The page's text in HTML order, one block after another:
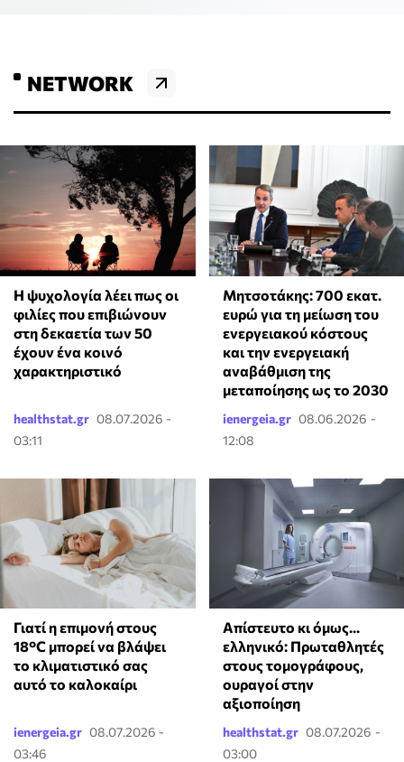
NETWORK
⁠Η ψυχολογία λέει πως οι
φιλίες που επιβιώνουν
στη δεκαετία των 50
έχουν ένα κοινό
χαρακτηριστικό
healthstat.gr 08.07.2026 -
03:11
Μητσοτάκης: 700 εκατ.
ευρώ για τη μείωση του
ενεργειακού κόστους
και την ενεργειακή
αναβάθμιση της
μεταποίησης ως το 2030
ienergeia.gr 08.06.2026 -
12:08
Γιατί η επιμονή στους
18°C μπορεί να βλάψει
το κλιματιστικό σας
αυτό το καλοκαίρι
ienergeia.gr 08.07.2026 -
03:46
Απίστευτο κι όμως...
ελληνικό: Πρωταθλητές
στους τομογράφους,
ουραγοί στην
αξιοποίηση
healthstat.gr 08.07.2026 -
03:00